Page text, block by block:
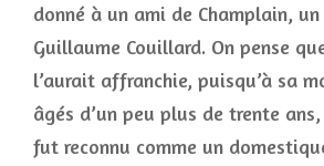
donné à un ami de Champlain,
Guillaume Couillard. On pense
l’aurait affranchie, puisqu’à sa
âgés d’un peu plus de trente
fut reconnu comme un